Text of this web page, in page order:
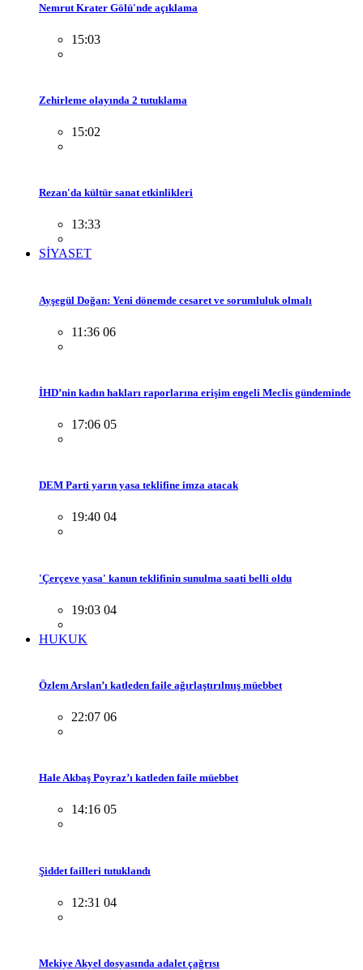
Nemrut Krater Gölü'nde açıklama
15:03
Zehirleme olayında 2 tutuklama
15:02
Rezan'da kültür sanat etkinlikleri
13:33
SİYASET
Ayşegül Doğan: Yeni dönemde cesaret ve sorumluluk olmalı
11:36 06
İHD’nin kadın hakları raporlarına erişim engeli Meclis gündeminde
17:06 05
DEM Parti yarın yasa teklifine imza atacak
19:40 04
'Çerçeve yasa' kanun teklifinin sunulma saati belli oldu
19:03 04
HUKUK
Özlem Arslan’ı katleden faile ağırlaştırılmış müebbet
22:07 06
Hale Akbaş Poyraz’ı katleden faile müebbet
14:16 05
Şiddet failleri tutuklandı
12:31 04
Mekiye Akyel dosyasında adalet çağrısı